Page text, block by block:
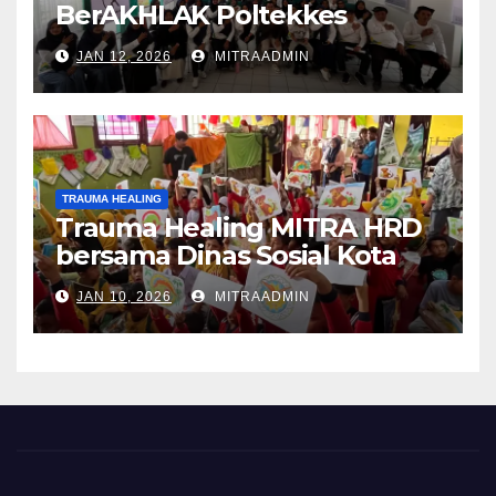
BerAKHLAK Poltekkes
Kemenkes Padang
JAN 12, 2026 MITRAADMIN
TRAUMA HEALING
Trauma Healing MITRA HRD
bersama Dinas Sosial Kota
Padang
JAN 10, 2026 MITRAADMIN